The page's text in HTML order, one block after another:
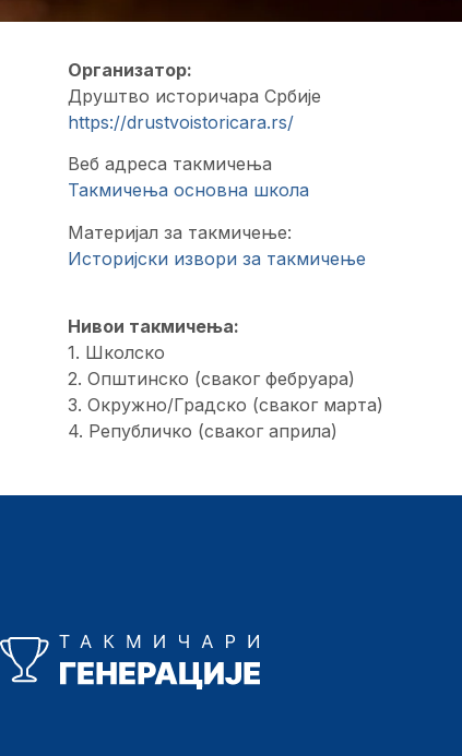
Организатор:
Друштво историчара Србије
https://drustvoistoricara.rs/
Веб адреса такмичења
Такмичења основна школа
Материјал за такмичење:
Историјски извори за такмичење
Нивои такмичења:
1. Школско
2. Општинско (сваког фебруара)
3. Окружно/Градско (сваког марта)
4. Републичко (сваког априла)